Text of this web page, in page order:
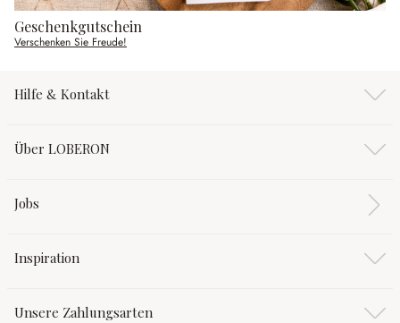
Geschenkgutschein
Verschenken Sie Freude!
Hilfe & Kontakt
Über LOBERON
Jobs
Inspiration
Unsere Zahlungsarten